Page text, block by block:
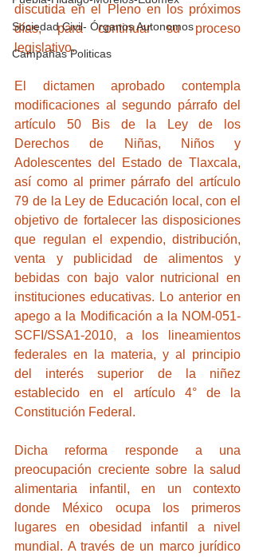
Sociedad Civil- Órganos Autonomos
Campañas Politicas
discutida en el Pleno en los próximos
días, para continuar su proceso
legislativo.
El dictamen aprobado contempla
modificaciones al segundo párrafo del
artículo 50 Bis de la Ley de los
Derechos de Niñas, Niños y
Adolescentes del Estado de Tlaxcala,
así como al primer párrafo del artículo
79 de la Ley de Educación local, con el
objetivo de fortalecer las disposiciones
que regulan el expendio, distribución,
venta y publicidad de alimentos y
bebidas con bajo valor nutricional en
instituciones educativas. Lo anterior en
apego a la Modificación a la NOM-051-
SCFI/SSA1-2010, a los lineamientos
federales en la materia, y al principio
del interés superior de la niñez
establecido en el artículo 4° de la
Constitución Federal.
Dicha reforma responde a una
preocupación creciente sobre la salud
alimentaria infantil, en un contexto
donde México ocupa los primeros
lugares en obesidad infantil a nivel
mundial. A través de un marco jurídico